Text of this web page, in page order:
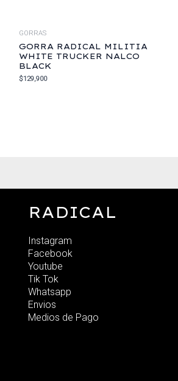
GORRAS
GORRA RADICAL MILITIA
WHITE TRUCKER NALCO
BLACK
$129,900
RADICAL
Instagram
Facebook
Youtube
Tik Tok
Whatsapp
Envios
Medios de Pago